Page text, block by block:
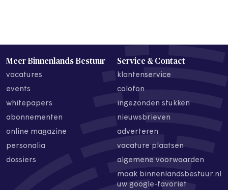
Meer Binnenlands Bestuur
vacatures
events
whitepapers
abonnementen
online magazine
personalia
dossiers
Service & Contact
klantenservice
colofon
ingezonden stukken
nieuwsbrieven
adverteren
vacature plaatsen
algemene voorwaarden
maak binnenlandsbestuur.nl
uw google-favoriet